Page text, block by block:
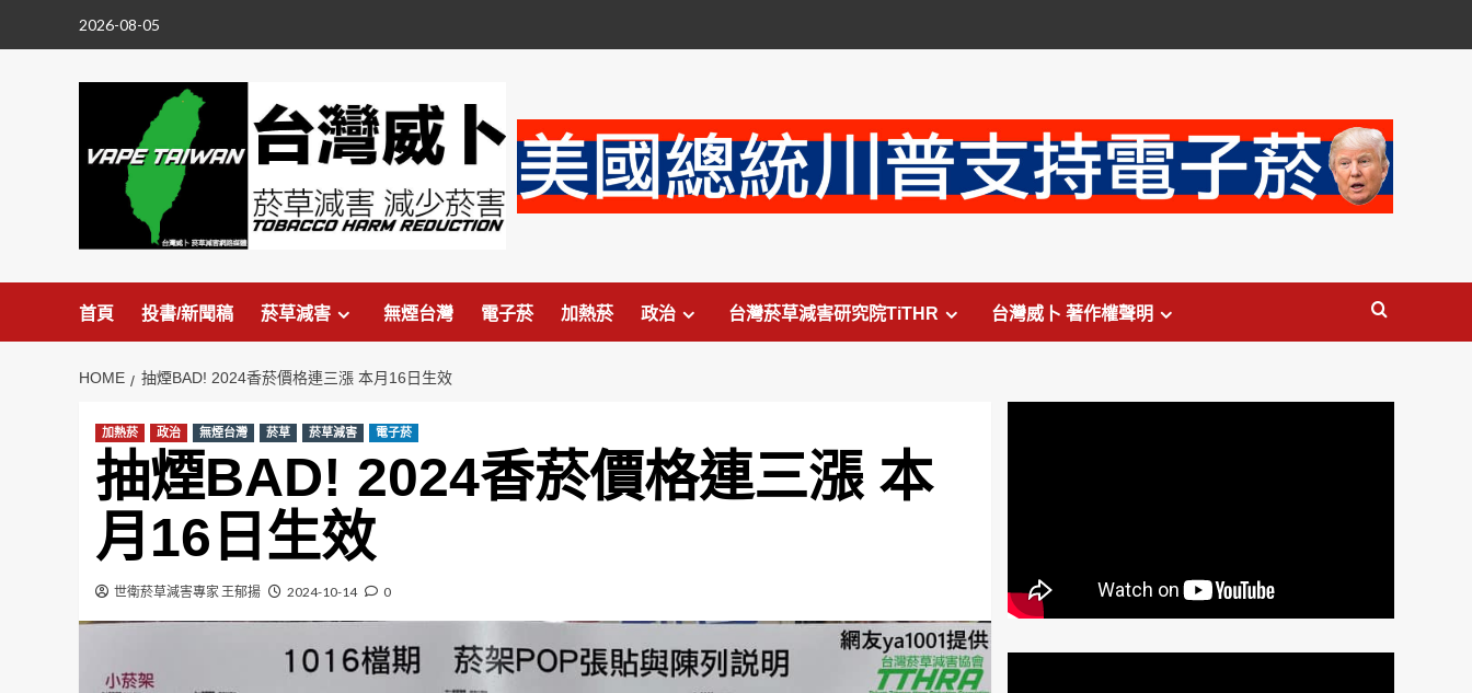
2026-08-05
首頁 投書/新聞稿 菸草減害 無煙台灣 電子菸 加熱菸 政治 台灣菸草減害研究院TiTHR 台灣威卜 著作權聲明
HOME 抽煙BAD! 2024香菸價格連三漲 本月16日生效
加熱菸 政治 無煙台灣 菸草 菸草減害 電子菸
抽煙BAD! 2024香菸價格連三漲 本
月16日生效
世衛菸草減害專家 王郁揚 2024-10-14 0